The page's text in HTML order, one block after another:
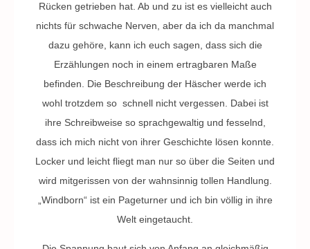
Rücken getrieben hat. Ab und zu ist es vielleicht auch
nichts für schwache Nerven, aber da ich da manchmal
dazu gehöre, kann ich euch sagen, dass sich die
Erzählungen noch in einem ertragbaren Maße
befinden. Die Beschreibung der Häscher werde ich
wohl trotzdem so schnell nicht vergessen. Dabei ist
ihre Schreibweise so sprachgewaltig und fesselnd,
dass ich mich nicht von ihrer Geschichte lösen konnte.
Locker und leicht fliegt man nur so über die Seiten und
wird mitgerissen von der wahnsinnig tollen Handlung.
„Windborn“ ist ein Pageturner und ich bin völlig in ihre
Welt eingetaucht.